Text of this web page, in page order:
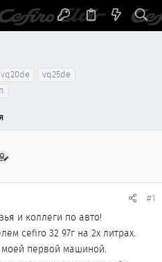
vq20de
vq25de
#1
и коллеги по авто!
cefiro 32 97г на 2х литрах.
первой машиной.